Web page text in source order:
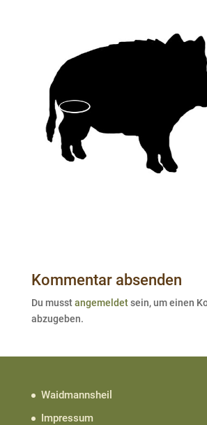
Kommentar absenden
Du musstangemeldetsein, um einen
abzugeben.
Waidmannsheil
Impressum